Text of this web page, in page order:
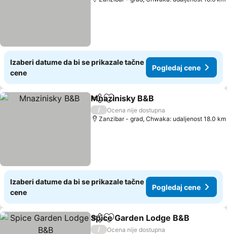
Izaberi datume da bi se prikazale tačne
cene
Pogledaj cene
Deli Dodati u favorite
Mnazinisky B&B
/
Ocena nije dostupna
Zanzibar - grad, Chwaka: udaljenost 18.0 km
Izaberi datume da bi se prikazale tačne
cene
Pogledaj cene
Deli Dodati u favorite
Spice Garden Lodge B&B
/
Ocena nije dostupna